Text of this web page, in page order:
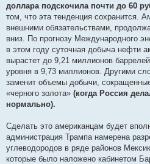
доллара подскочила почти до 60
том, что эта тенденция сохранится.
внешними обязательствами,
вниз. По прогнозу Международного
в этом году суточная добыча нефти
вырастет до 9,21 миллионов
уровня в 9,73 миллионов. Другими
заменит объемы добычи,
«черного золота» (когда Россия
нормально).
Сделать это американцам будет
администрация Трампа намерена
углеводородов в ряде районов
которые было наложено кабинетом